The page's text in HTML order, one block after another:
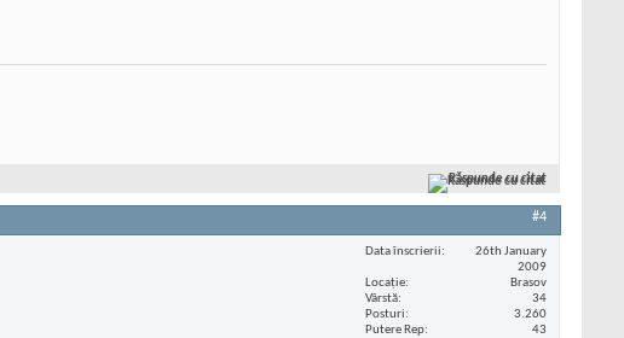
Răspunde cu citat
#4
Data înscrierii
26th January
2009
Locaţie
Brasov
Vârstă
34
Posturi
3.260
Putere Rep
43